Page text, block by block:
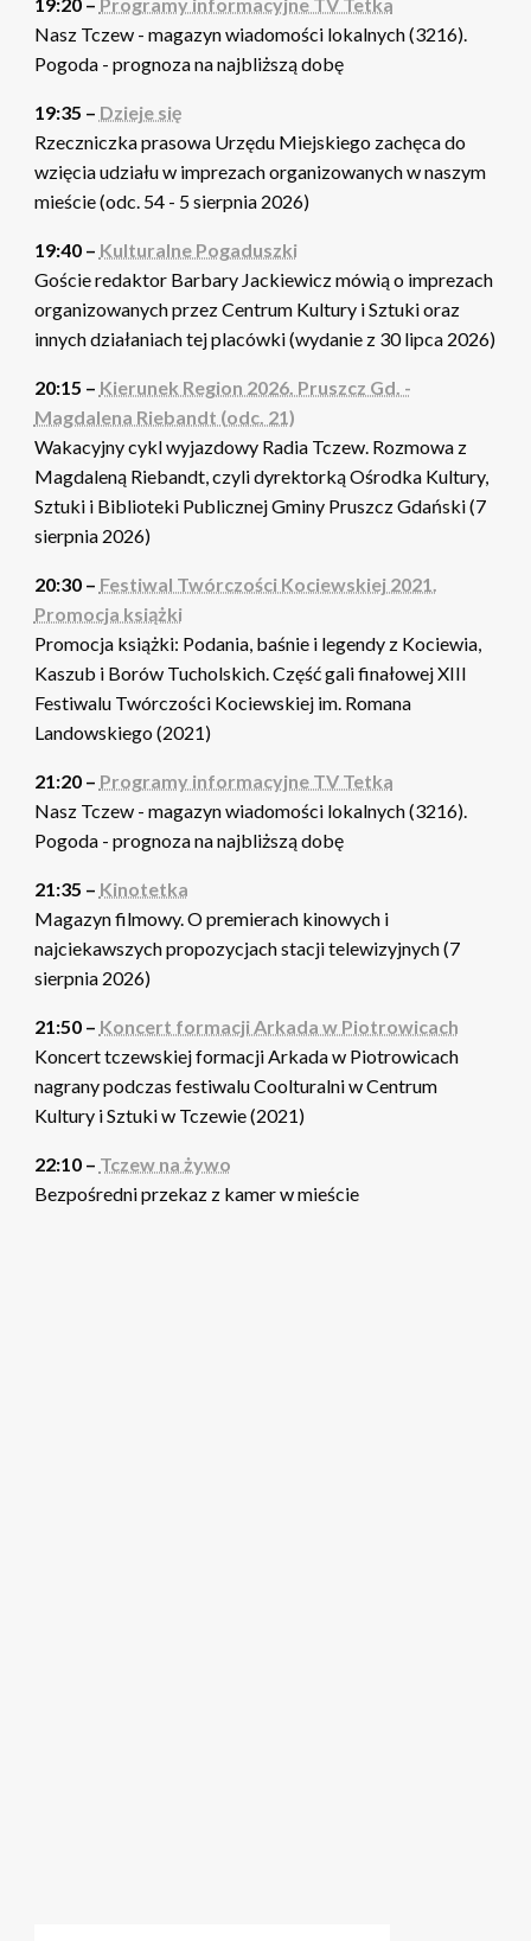
Nasz Tczew - magazyn wiadomości lokalnych (3216).
Pogoda - prognoza na najbliższą dobę
19:35 – Dzieje się
Rzeczniczka prasowa Urzędu Miejskiego zachęca do
wzięcia udziału w imprezach organizowanych w naszym
mieście (odc. 54 - 5 sierpnia 2026)
19:40 – Kulturalne Pogaduszki
Goście redaktor Barbary Jackiewicz mówią o imprezach
organizowanych przez Centrum Kultury i Sztuki oraz
innych działaniach tej placówki (wydanie z 30 lipca 2026)
20:15 – Kierunek Region 2026. Pruszcz Gd. -
Magdalena Riebandt (odc. 21)
Wakacyjny cykl wyjazdowy Radia Tczew. Rozmowa z
Magdaleną Riebandt, czyli dyrektorką Ośrodka Kultury,
Sztuki i Biblioteki Publicznej Gminy Pruszcz Gdański (7
sierpnia 2026)
20:30 – Festiwal Twórczości Kociewskiej 2021.
Promocja książki
Promocja książki: Podania, baśnie i legendy z Kociewia,
Kaszub i Borów Tucholskich. Część gali finałowej XIII
Festiwalu Twórczości Kociewskiej im. Romana
Landowskiego (2021)
21:20 – Programy informacyjne TV Tetka
Nasz Tczew - magazyn wiadomości lokalnych (3216).
Pogoda - prognoza na najbliższą dobę
21:35 – Kinotetka
Magazyn filmowy. O premierach kinowych i
najciekawszych propozycjach stacji telewizyjnych (7
sierpnia 2026)
21:50 – Koncert formacji Arkada w Piotrowicach
Koncert tczewskiej formacji Arkada w Piotrowicach
nagrany podczas festiwalu Coolturalni w Centrum
Kultury i Sztuki w Tczewie (2021)
22:10 – Tczew na żywo
Bezpośredni przekaz z kamer w mieście